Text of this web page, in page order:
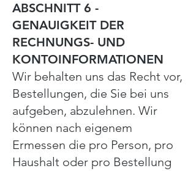
ABSCHNITT 6 -
GENAUIGKEIT DER
RECHNUNGS- UND
KONTOINFORMATIONEN
Wir behalten uns das Recht vor,
Bestellungen, die Sie bei uns
aufgeben, abzulehnen. Wir
können nach eigenem
Ermessen die pro Person, pro
Haushalt oder pro Bestellung